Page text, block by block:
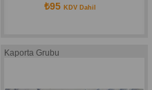
₺95 KDV Dahil
Kaporta Grubu